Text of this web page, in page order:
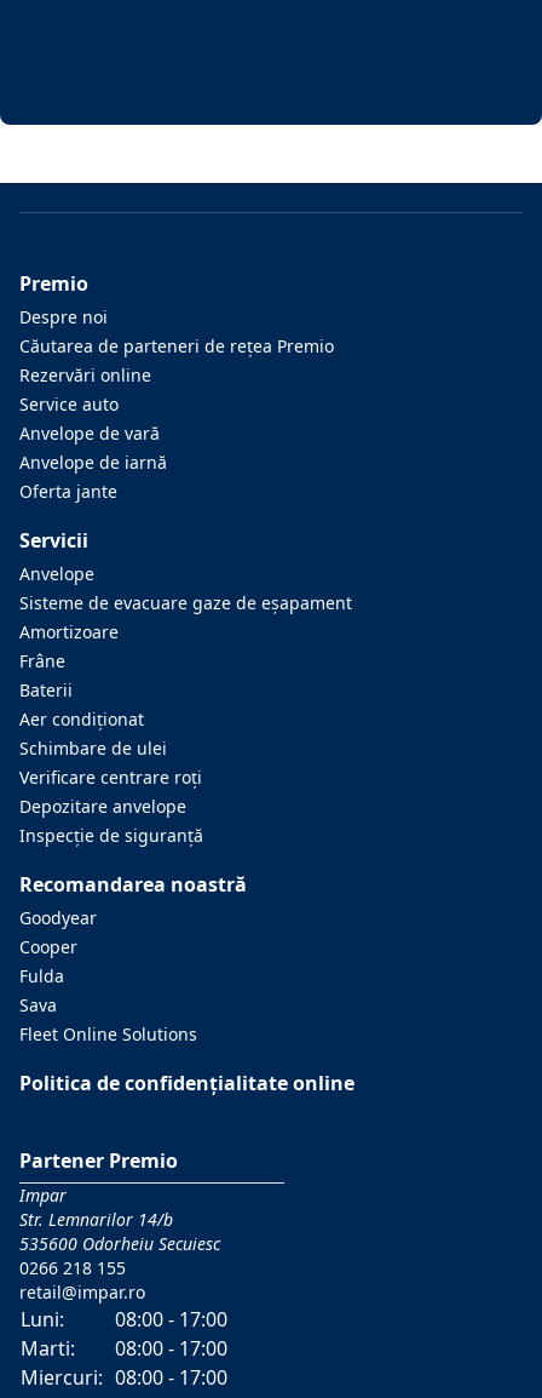
Premio
Despre noi
Căutarea de parteneri de reţea Premio
Rezervări online
Service auto
Anvelope de vară
Anvelope de iarnă
Oferta jante
Servicii
Anvelope
Sisteme de evacuare gaze de eşapament
Amortizoare
Frâne
Baterii
Aer condiţionat
Schimbare de ulei
Verificare centrare roţi
Depozitare anvelope
Inspecţie de siguranţă
Recomandarea noastră
Goodyear
Cooper
Fulda
Sava
Fleet Online Solutions
Politica de confidențialitate online
Partener Premio
Impar
Str. Lemnarilor 14/b
535600 Odorheiu Secuiesc
0266 218 155
retail@impar.ro
Luni:
08:00 - 17:00
Marti:
08:00 - 17:00
Miercuri: 08:00 - 17:00